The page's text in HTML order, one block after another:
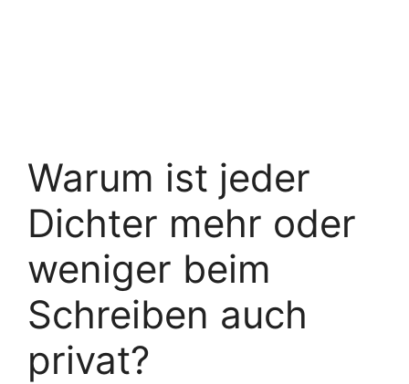
Warum ist jeder
Dichter mehr oder
weniger beim
Schreiben auch
privat?